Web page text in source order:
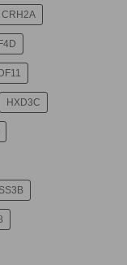
CRH2A
DF11
HXD3C
SS3B